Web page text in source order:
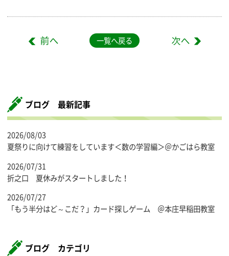
一覧へ戻る
ブログ 最新記事
2026/08/03
夏祭りに向けて練習をしています＜数の学習編＞＠かごはら教室
2026/07/31
折之口 夏休みがスタートしました！
2026/07/27
「もう半分はど～こだ？」カード探しゲーム ＠本庄早稲田教室
ブログ カテゴリ